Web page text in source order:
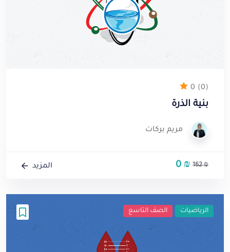
0 (0)
بنية الذرة
مريم بركات
162₪
السعر
هو:
162 ₪.
0₪
السعر
هو:
0 ₪.
المزيد
الرياضيات الصف التاسع